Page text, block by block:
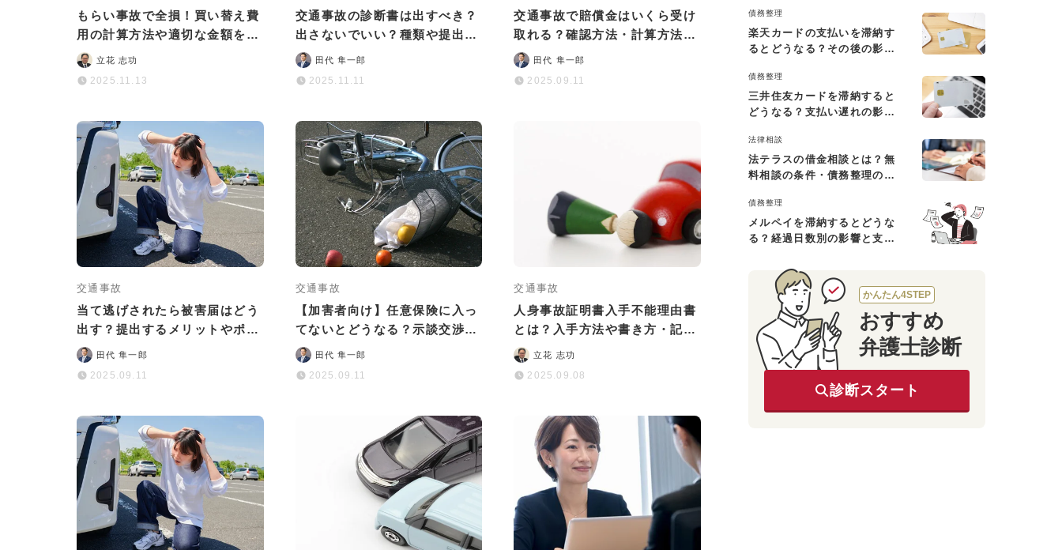
もらい事故で全損！買い替え費
用の計算方法や適切な金額をよ
り多く受け取るための4つのコ
ツなど
立花 志功
2025.11.13
交通事故の診断書は出すべき？
出さないでいい？種類や提出先
などの基本情報を解説
田代 隼一郎
2025.11.11
交通事故で賠償金はいくら受け
取れる？確認方法・計算方法や
増額のポイントなどを解説
田代 隼一郎
2025.09.11
交通事故
当て逃げされたら被害届はどう
出す？提出するメリットやポイ
ントなどを詳しく解説
田代 隼一郎
2025.09.11
交通事故
【加害者向け】任意保険に入っ
てないとどうなる？示談交渉の
流れなどについて解説
田代 隼一郎
2025.09.11
交通事故
人身事故証明書入手不能理由書
とは？入手方法や書き方・記入
例もわかりやすく解説
立花 志功
2025.09.08
債務整理
楽天カードの支払いを滞納す
るとどうなる？その後の影響
債務整理
三井住友カードを滞納すると
どうなる？支払い遅れの影響
法律相談
法テラスの借金相談とは？無
料相談の条件・債務整理の費
債務整理
メルペイを滞納するとどうな
る？経過日数別の影響と支払
かんたん4STEP
おすすめ
弁護士診断
診断スタート